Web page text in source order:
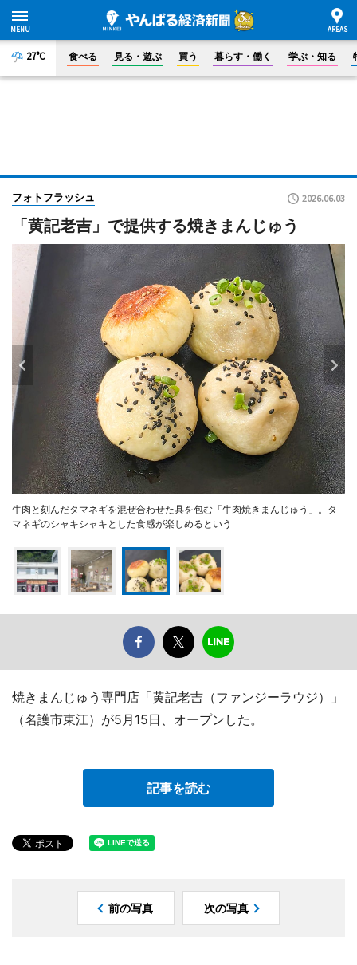
27°C 食べる 見る・遊ぶ 買う 暮らす・働く 学ぶ・知る
フォトフラッシュ 2026.06.03
「黄記老吉」で提供する焼きまんじゅう
牛肉と刻んだタマネギを混ぜ合わせた具を包む「牛肉焼きまんじゅう」。タ
マネギのシャキシャキとした食感が楽しめるという
焼きまんじゅう専門店「黄記老吉（ファンジーラウジ）」
（名護市東江）が5月15日、オープンした。
記事を読む
前の写真 次の写真